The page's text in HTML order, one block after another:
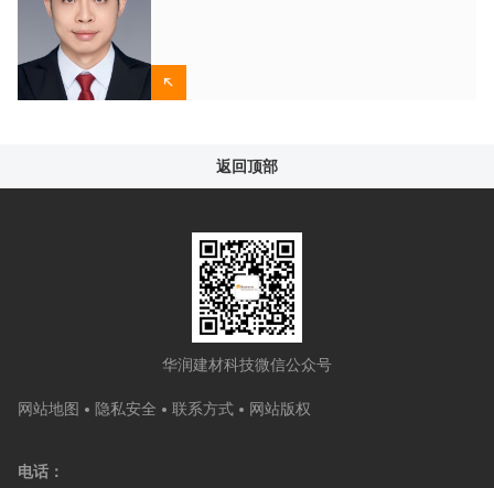
返回顶部
华润建材科技微信公众号
网站地图 隐私安全 联系方式 网站版权
电话：